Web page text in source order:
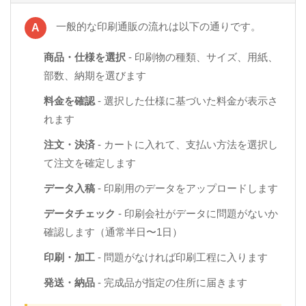
A 一般的な印刷通販の流れは以下の通りです。
商品・仕様を選択 - 印刷物の種類、サイズ、用紙、
部数、納期を選びます
料金を確認 - 選択した仕様に基づいた料金が表示さ
れます
注文・決済 - カートに入れて、支払い方法を選択し
て注文を確定します
データ入稿 - 印刷用のデータをアップロードします
データチェック - 印刷会社がデータに問題がないか
確認します（通常半日〜1日）
印刷・加工 - 問題がなければ印刷工程に入ります
発送・納品 - 完成品が指定の住所に届きます